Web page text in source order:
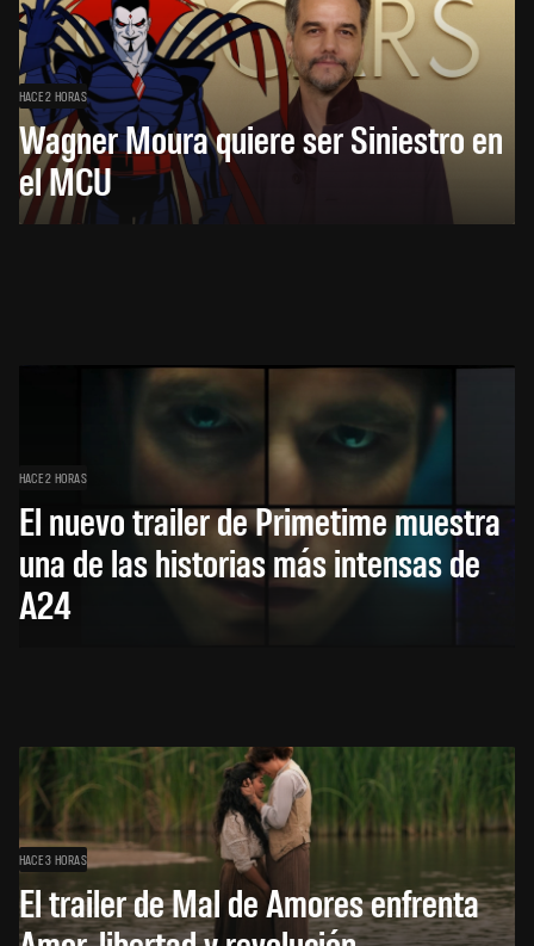
HACE 2 HORAS
Wagner Moura quiere ser Siniestro en
el MCU
HACE 2 HORAS
El nuevo trailer de Primetime muestra
una de las historias más intensas de
A24
HACE 3 HORAS
El trailer de Mal de Amores enfrenta